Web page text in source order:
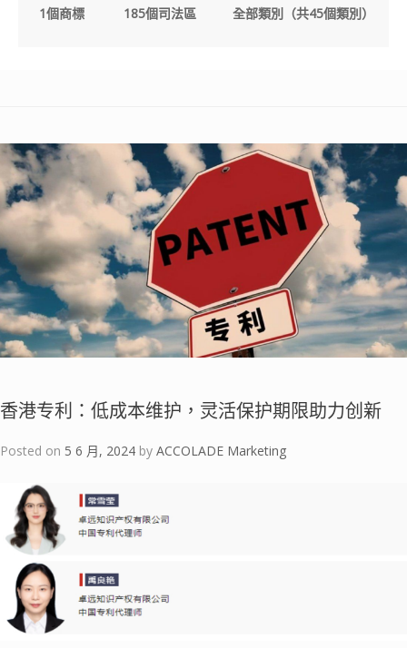
1個商標 185個司法區 全部類別（共45個類別）
香港专利：低成本维护，灵活保护期限助力创新
Posted on 5 6 月, 2024 by ACCOLADE Marketing